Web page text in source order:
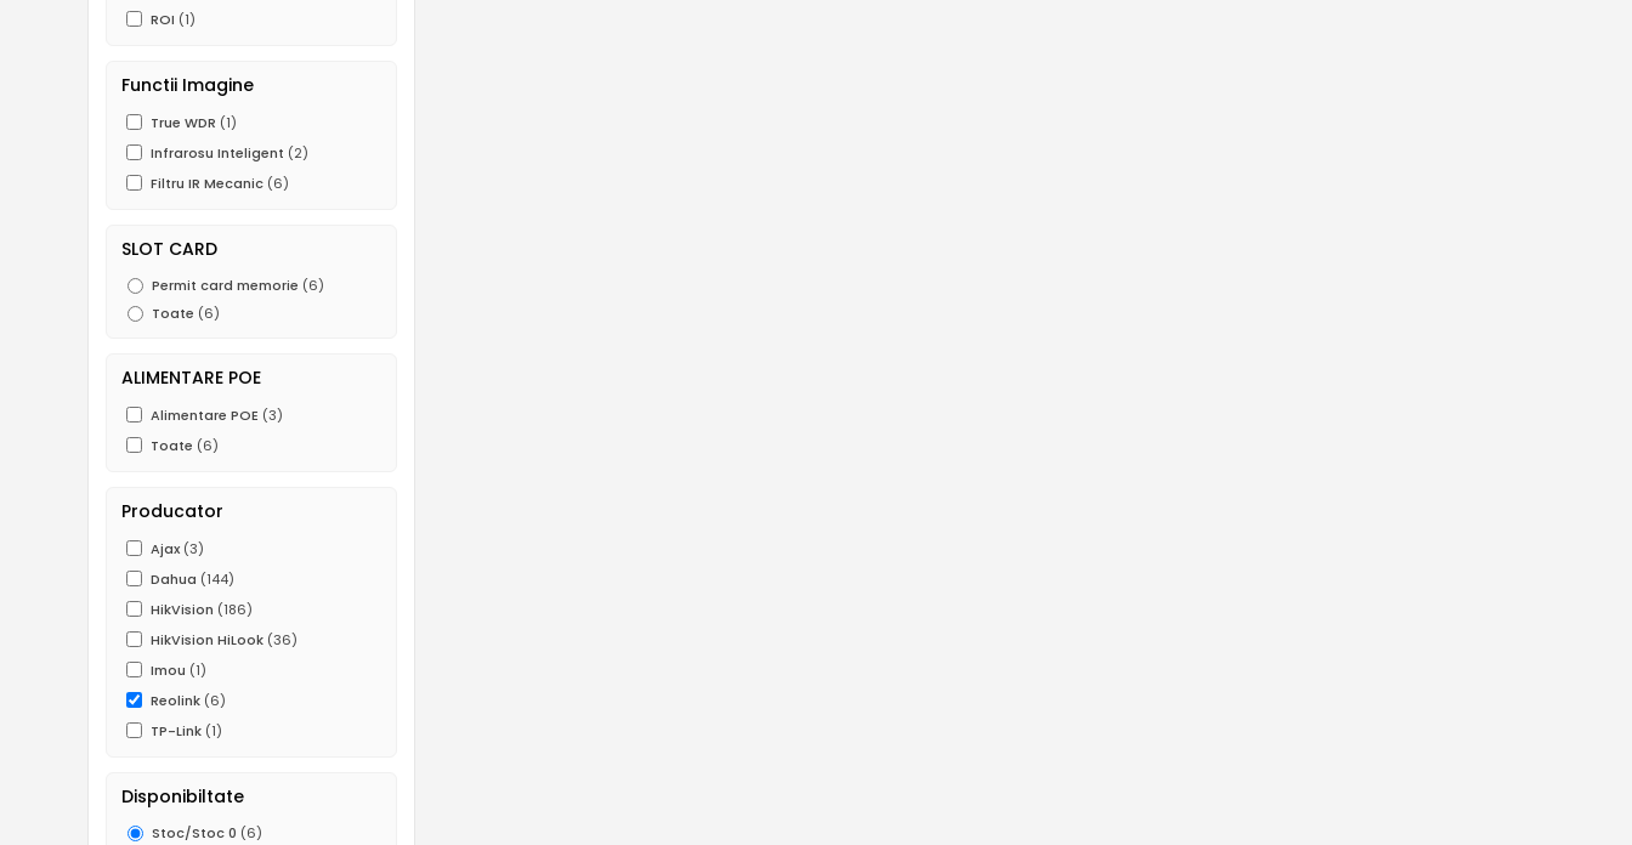
ROI (1)
Functii Imagine
True WDR (1)
Infrarosu Inteligent (2)
Filtru IR Mecanic (6)
SLOT CARD
Permit card memorie (6)
Toate (6)
ALIMENTARE POE
Alimentare POE (3)
Toate (6)
Producator
Ajax (3)
Dahua (144)
HikVision (186)
HikVision HiLook (36)
Imou (1)
Reolink (6)
TP-Link (1)
Disponibiltate
Stoc/Stoc 0 (6)